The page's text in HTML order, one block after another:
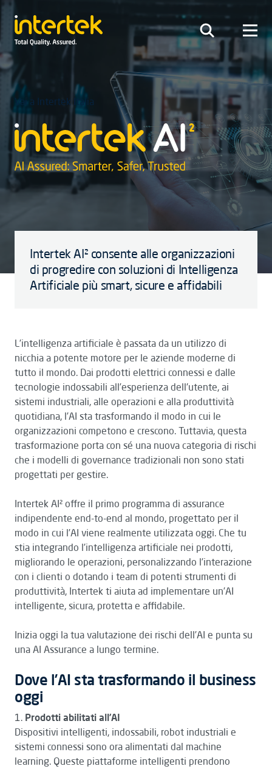
Vai a Intertek Italia
Intertek AI² consente alle organizzazioni
di progredire con soluzioni di Intelligenza
Artificiale più smart, sicure e affidabili
L’intelligenza artificiale è passata da un utilizzo di
nicchia a potente motore per le aziende moderne di
tutto il mondo. Dai prodotti elettrici connessi e dalle
tecnologie indossabili all’esperienza dell'utente, ai
sistemi industriali, alle operazioni e alla produttività
quotidiana, l’AI sta trasformando il modo in cui le
organizzazioni competono e crescono. Tuttavia, questa
trasformazione porta con sé una nuova categoria di rischi
che i modelli di governance tradizionali non sono stati
progettati per gestire.
Intertek AI² offre il primo programma di assurance
indipendente end-to-end al mondo, progettato per il
modo in cui l’AI viene realmente utilizzata oggi. Che tu
stia integrando l’intelligenza artificiale nei prodotti,
migliorando le operazioni, personalizzando l’interazione
con i clienti o dotando i team di potenti strumenti di
produttività, Intertek ti aiuta ad implementare un’AI
intelligente, sicura, protetta e affidabile.
Inizia oggi la tua valutazione dei rischi dell’AI e punta su
una AI Assurance a lungo termine.
Dove l’AI sta trasformando il business
oggi
1. Prodotti abilitati all’AI
Dispositivi intelligenti, indossabili, robot industriali e
sistemi connessi sono ora alimentati dal machine
learning. Queste piattaforme intelligenti prendono